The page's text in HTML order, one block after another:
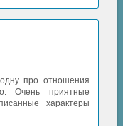
про отношения
Очень приятные
характеры